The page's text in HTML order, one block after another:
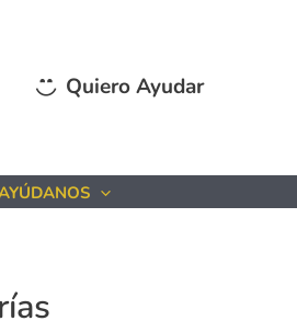
Quiero Ayudar